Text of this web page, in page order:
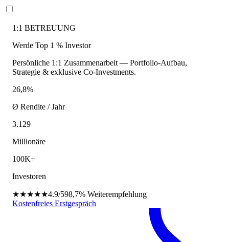
1:1 BETREUUNG
Werde Top 1 % Investor
Persönliche 1:1 Zusammenarbeit — Portfolio-Aufbau,
Strategie & exklusive Co-Investments.
26,8%
Ø Rendite / Jahr
3.129
Millionäre
100K+
Investoren
★★★★★4.9/598,7% Weiterempfehlung
Kostenfreies Erstgespräch